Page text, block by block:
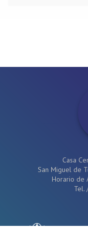
Casa
San Miguel de
Horario de
Tel.